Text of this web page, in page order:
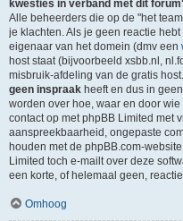
kwesties in verband met dit
Alle beheerders die op de "het
je klachten. Als je geen reactie
eigenaar van het domein (dmv een
host staat (bijvoorbeeld xsbb.nl,
misbruik-afdeling van de gratis
geen inspraak heeft en dus in
worden over hoe, waar en door
contact op met phpBB Limited met
aanspreekbaarheid, ongepaste
houden met de phpBB.com-
Limited toch e-mailt over deze
een korte, of helemaal geen,
Omhoog